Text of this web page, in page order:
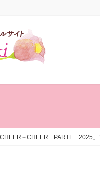
～CHEER PARTE 2025」で